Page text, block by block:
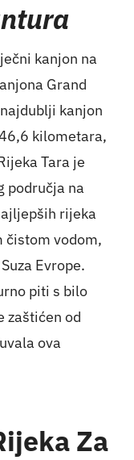
kanjon na
Grand
kanjon
kilometara,
Tara je
područja na
rijeka
čistom vodom,
Evrope.
piti s bilo
zaštićen od
ova
Za